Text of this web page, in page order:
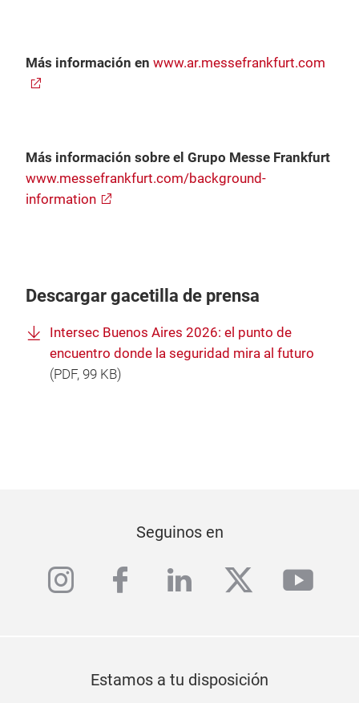
Más información en www.ar.messefrankfurt.com
Más información sobre el Grupo Messe Frankfurt
www.messefrankfurt.com/background-
information
Descargar gacetilla de prensa
Intersec Buenos Aires 2026: el punto de
encuentro donde la seguridad mira al futuro
(PDF, 99 KB)
Seguinos en
instagram
facebook
linkedintwitter
Estamos a tu disposición